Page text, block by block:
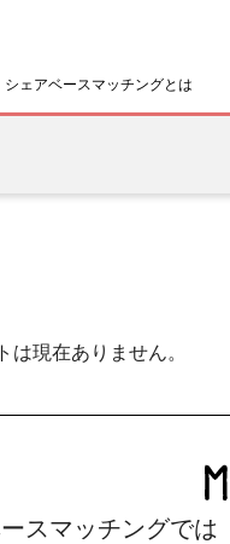
シェアベースマッチングとは
は現在ありません。
スマッチングでは